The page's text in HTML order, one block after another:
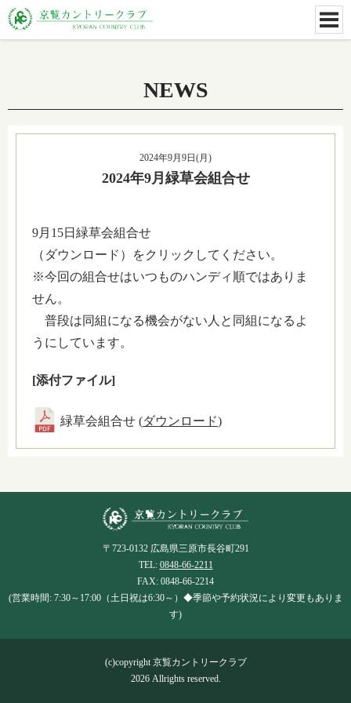
NEWS
2024年9月9日(月)
2024年9月緑草会組合せ
9月15日緑草会組合せ
（ダウンロード）をクリックしてください。
※今回の組合せはいつものハンディ順ではありま
せん。
普段は同組になる機会がない人と同組になるよ
うにしています。
[添付ファイル]
緑草会組合せ (ダウンロード)
〒723-0132 広島県三原市長谷町291
TEL: 0848-66-2211
FAX: 0848-66-2214
(営業時間: 7:30～17:00（土日祝は6:30～）◆季節や予約状況により変更もありま
す)
(c)copyright 京覧カントリークラブ
2026 Allrights reserved.